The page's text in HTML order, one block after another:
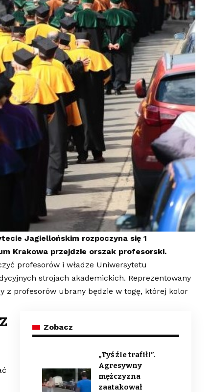
Jagiellońskim rozpoczyna się 1
Krakowa przejdzie orszak profesorski.
profesorów i władze Uniwersytetu
strojach akademickich. Reprezentowany
z profesorów ubrany będzie w togę, której kolor
Zobacz
„Tyś źle trafił!”.
Agresywny
mężczyzna
zaatakował